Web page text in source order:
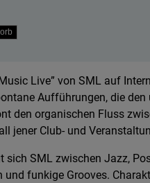
Live” von SML auf
Aufführungen, die
den organischen Fluss
jener Club- und
sich SML zwischen Jazz,
und funkige Grooves.